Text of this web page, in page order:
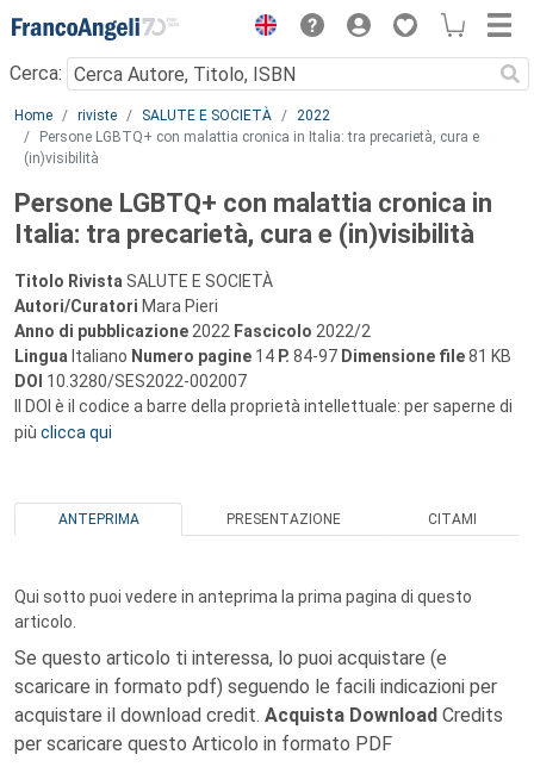
Menu
Cerca:
Main content
Home riviste SALUTE E SOCIETÀ
2022
Persone LGBTQ+ con malattia cronica in Italia: tra precarietà, cura e
(in)visibilità
Persone LGBTQ+ con malattia cronica in
Italia: tra precarietà, cura e (in)visibilità
Titolo Rivista SALUTE E SOCIETÀ
Autori/Curatori Mara Pieri
Anno di pubblicazione 2022 Fascicolo 2022/2
Lingua Italiano Numero pagine 14 P. 84-97 Dimensione file81 KB
DOI 10.3280/SES2022-002007
Il DOI è il codice a barre della proprietà intellettuale: per saperne di
più clicca qui
ANTEPRIMA PRESENTAZIONE CITAMI
Qui sotto puoi vedere in anteprima la prima pagina di questo
articolo.
Se questo articolo ti interessa, lo puoi acquistare (e
scaricare in formato pdf) seguendo le facili indicazioni per
acquistare il download credit. Acquista Download Credits
per scaricare questo Articolo in formato PDF